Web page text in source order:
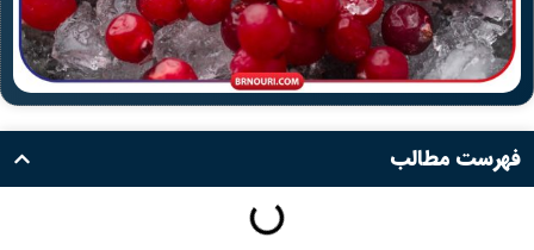
فهرست مطالب